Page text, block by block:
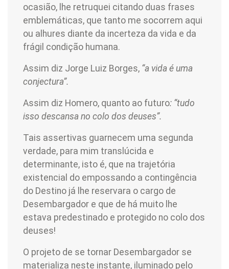
ocasião, lhe retruquei citando duas frases
emblemáticas, que tanto me socorrem aqui
ou alhures diante da incerteza da vida e da
frágil condição humana.
Assim diz Jorge Luiz Borges, “a vida é uma
conjectura”.
Assim diz Homero, quanto ao futuro: “tudo
isso descansa no colo dos deuses”.
Tais assertivas guarnecem uma segunda
verdade, para mim translúcida e
determinante, isto é, que na trajetória
existencial do empossando a contingência
do Destino já lhe reservara o cargo de
Desembargador e que de há muito lhe
estava predestinado e protegido no colo dos
deuses!
O projeto de se tornar Desembargador se
materializa neste instante, iluminado pelo